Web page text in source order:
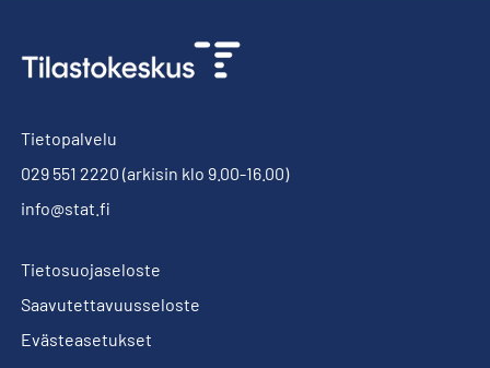
Tietopalvelu
029 551 2220 (arkisin klo 9.00-16.00)
info@stat.fi
Tietosuojaseloste
Saavutettavuusseloste
Evästeasetukset